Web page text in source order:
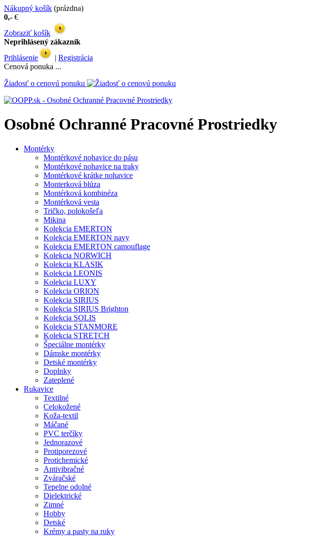
Nákupný košík (prázdna)
0,- €
Zobraziť košík
Neprihlásený zákazník
Prihlásenie
| Registrácia
Cenová ponuka ...
Žiadosť o cenovú ponuku
Osobné Ochranné Pracovné Prostriedky
Montérky
Montérkové nohavice do pásu
Montérkové nohavice na traky
Montérkové krátke nohavice
Monterková blúza
Montérková kombinéza
Montérková vesta
Tričko, polokošeľa
Mikina
Kolekcia EMERTON
Kolekcia EMERTON navy
Kolekcia EMERTON camouflage
Kolekcia NORWICH
Kolekcia KLASIK
Kolekcia LEONIS
Kolekcia LUXY
Kolekcia ORION
Kolekcia SIRIUS
Kolekcia SIRIUS Brighton
Kolekcia SOLIS
Kolekcia STANMORE
Kolekcia STRETCH
Špeciálne montérky
Dámske montérky
Detské montérky
Doplnky
Zateplené
Rukavice
Textilné
Celokožené
Koža-textil
Máčané
PVC terčíky
Jednorazové
Protiporezové
Protichemické
Antivibračné
Zváračské
Tepelne odolné
Dielektrické
Zimné
Hobby
Detské
Krémy a pasty na ruky